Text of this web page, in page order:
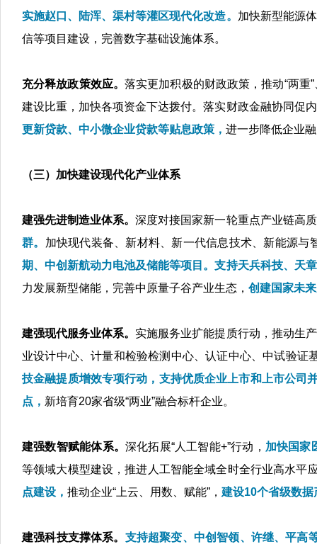
实施赵口、陆浑、渠村等灌区现代化改造。 加快新型能源
信等项目建设，完善数字基础设施体系。
充分释放政策效应。落实更加积极的财政政策，推动“两
建设比重，加快各项资金下达拨付。落实财政金融协同促
更新贷款、中小微企业贷款等贴息政策， 进一步降低企业
（三）加快建设现代化产业体系
建强先进制造业体系。深度对接国家新一轮重点产业链高
群。 加快现代装备、新材料、新一代信息技术、新能源与
期、中创新航动力电池及储能等项目。支持天兵科技、天
力发展新型储能，完善中原量子谷产业生态， 创建国家未
建强现代服务业体系。 实施服务业扩能提质行动，推动生
业设计中心、计量和检验检测中心、认证中心、中试验证
技金融提质增效专项行动，支持优质企业上市和上市公司
点， 新培育20家省级“两业”融合标杆企业。
建强数智赋能体系。 深化拓展“人工智能+”行动， 加快国家
等领域大模型建设，推进人工智能全域全时全行业高水平
点建设， 推动企业“上云、用数、赋能”， 建设10个省级数据
建强科技支撑体系。 支持超聚变、中创智领、许继、平高